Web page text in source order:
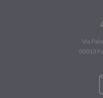
Via
00013